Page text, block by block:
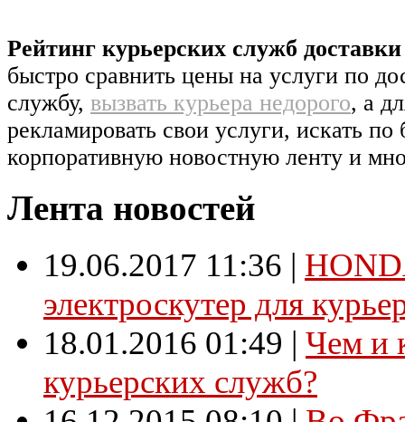
Рейтинг курьерских служб
быстро сравнить цены на услуги по
службу, вызвать курьера недорого, а
рекламировать свои услуги, искать по
корпоративную новостную ленту и
Лента новостей
19.06.2017 11:36 |
электроскутер для
18.01.2016 01:49 | Чем и
курьерских служб?